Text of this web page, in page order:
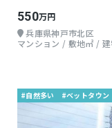
550万円
兵庫県神戸市北区
マンション / 敷地㎡ /
#自然多い #ベットタウン